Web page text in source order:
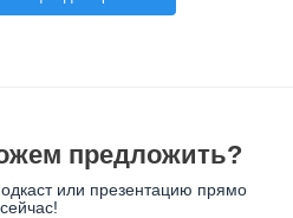
предложить?
или презентацию прямо
сейчас!